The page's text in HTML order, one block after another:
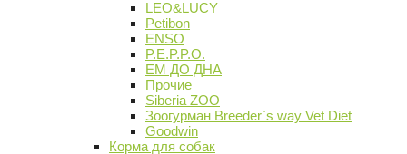
LEO&LUCY
Petibon
ENSO
P.E.P.P.O.
ЕМ ДО ДНА
Прочие
Siberia ZOO
Зоогурман Breeder`s way Vet Diet
Goodwin
Корма для собак